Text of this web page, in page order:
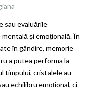
sau evaluările
și emoțională. În
în gândire, memorie
a putea performa la
timpului, cristalele au
echilibru emoțional, ci